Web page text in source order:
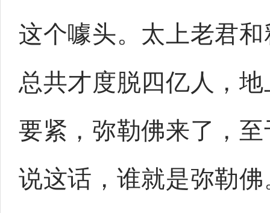
这个噱头。太上老君
总共才度脱四亿人，
要紧，弥勒佛来了，
说这话，谁就是弥勒